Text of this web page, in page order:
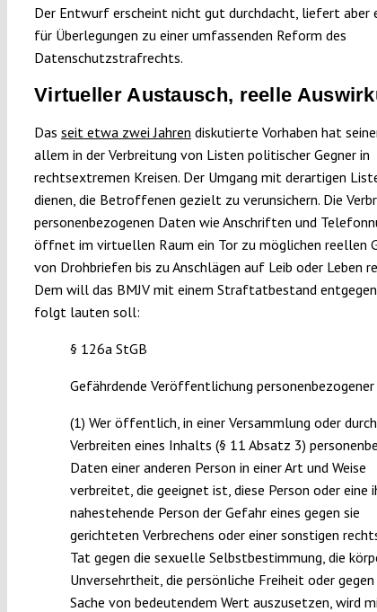
Der Entwurf erscheint nicht gut durchdacht, liefert aber
für Überlegungen zu einer umfassenden Reform des
Datenschutzstrafrechts.
Virtueller Austausch, reelle
Das seit etwa zwei Jahren diskutierte Vorhaben hat
allem in der Verbreitung von Listen politischer Gegner in
rechtsextremen Kreisen. Der Umgang mit derartigen
dienen, die Betroffenen gezielt zu verunsichern. Die
personenbezogenen Daten wie Anschriften und
öffnet im virtuellen Raum ein Tor zu möglichen reellen
von Drohbriefen bis zu Anschlägen auf Leib oder Leben
Dem will das BMJV mit einem Straftatbestand
folgt lauten soll:
§ 126a StGB
Gefährdende Veröffentlichung
(1) Wer öffentlich, in einer Versammlung oder durch
Verbreiten eines Inhalts (§ 11 Absatz 3)
Daten einer anderen Person in einer Art und Weise
verbreitet, die geeignet ist, diese Person oder eine
nahestehende Person der Gefahr eines gegen sie
gerichteten Verbrechens oder einer sonstigen
Tat gegen die sexuelle Selbstbestimmung, die
Unversehrtheit, die persönliche Freiheit oder gegen
Sache von bedeutendem Wert auszusetzen, wird